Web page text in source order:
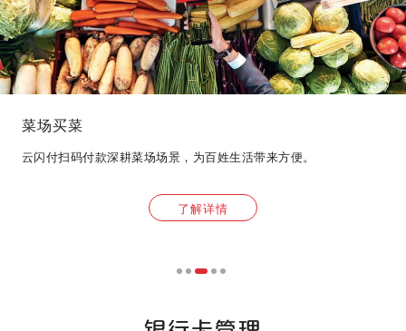
菜场买菜
云闪付扫码付款深耕菜场场景，为百姓生活带来方便。
了解详情